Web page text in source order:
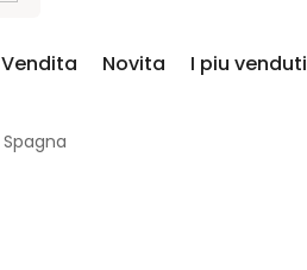
Vendita Novita I piu venduti
Spagna